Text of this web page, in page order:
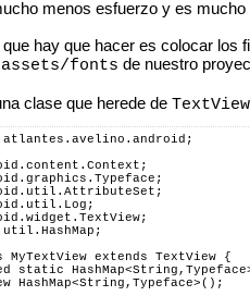
menos esfuerzo y es
hay que hacer es colocar los
assets/fonts de nuestro
clase que herede de TextView
extends TextView {
static
HashMap<String,Typeface>();